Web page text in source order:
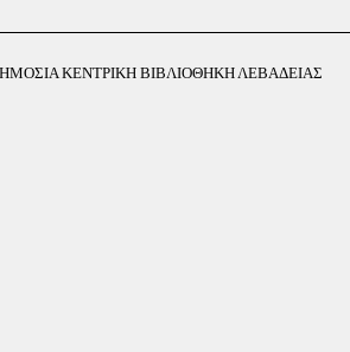
ΚΕΝΤΡΙΚΗ ΒΙΒΛΙΟΘΗΚΗ ΛΕΒΑΔΕΙΑΣ